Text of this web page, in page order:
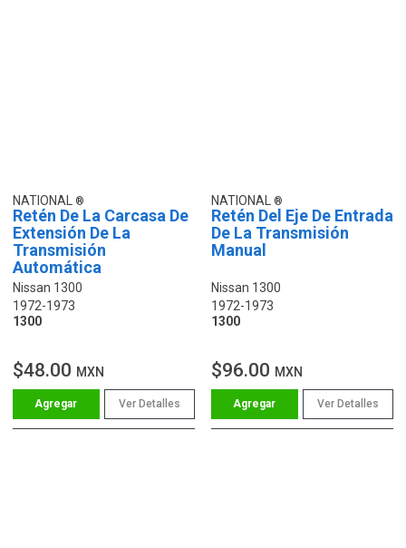
NATIONAL
Retén De La Carcasa De
Extensión De La
Transmisión
Automática
Nissan 1300
1972-1973
1300
$48.00 MXN
Ver Detalles
NATIONAL
Retén Del Eje De Entrada
De La Transmisión
Manual
Nissan 1300
1972-1973
1300
$96.00 MXN
Ver Detalles